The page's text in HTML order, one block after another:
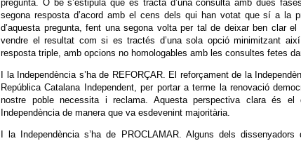
pregunta. O bé s’estipula que es tracta d’una consulta amb dues
segona resposta d’acord amb el cens dels qui han votat que sí a la
d’aquesta pregunta, fent una segona volta per tal de deixar ben clar
vendre el resultat com si es tractés d’una sola opció minimitzant
resposta triple, amb opcions no homologables amb les consultes fetes
I la Independència s’ha de REFORÇAR. El reforçament de la
República Catalana Independent, per portar a terme la renovació
nostre poble necessita i reclama. Aquesta perspectiva clara és
Independència de manera que va esdevenint majoritària.
I la Independència s’ha de PROCLAMAR. Alguns dels